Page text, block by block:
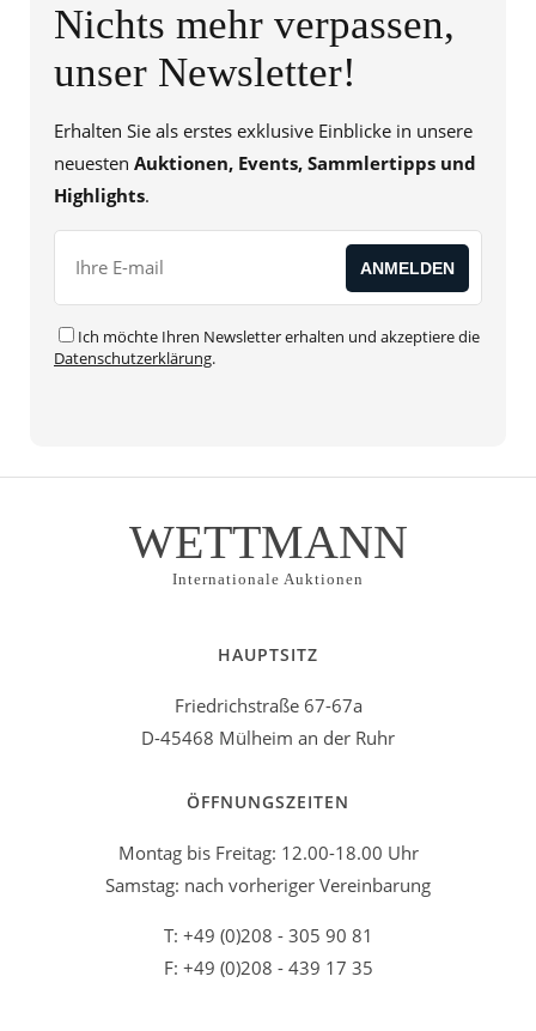
Nichts mehr verpassen,
unser Newsletter!
Erhalten Sie als erstes exklusive Einblicke in unsere
neuesten Auktionen, Events, Sammlertipps und
Highlights.
Ich möchte Ihren Newsletter erhalten und akzeptiere die
Datenschutzerklärung.
WETTMANN
Internationale Auktionen
HAUPTSITZ
Friedrichstraße 67-67a
D-45468 Mülheim an der Ruhr
ÖFFNUNGSZEITEN
Montag bis Freitag: 12.00-18.00 Uhr
Samstag: nach vorheriger Vereinbarung
T: +49 (0)208 - 305 90 81
F: +49 (0)208 - 439 17 35